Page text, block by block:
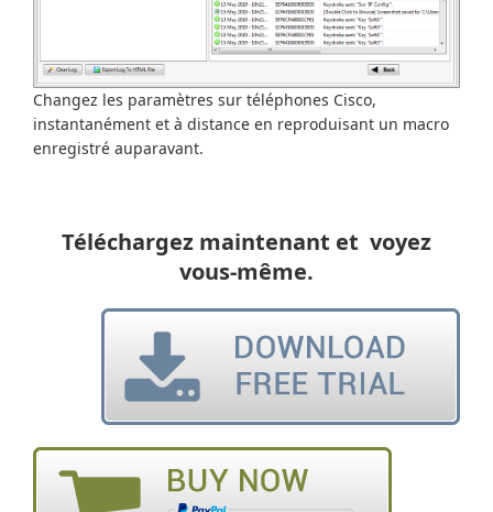
Changez les paramètres sur téléphones Cisco,
instantanément et à distance en reproduisant un macro
enregistré auparavant.
Téléchargez maintenant et voyez
vous-même.